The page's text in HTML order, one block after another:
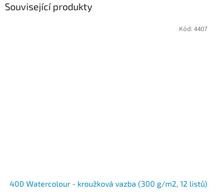
Související produkty
400 Watercolour - kroužková vazba (300 g/m2, 12 listů)
Kód: 4407